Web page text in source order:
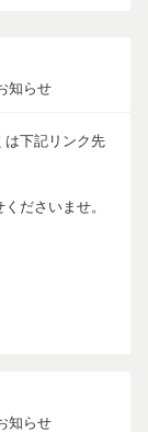
知らせ
は下記リンク先
ださいませ。
知らせ